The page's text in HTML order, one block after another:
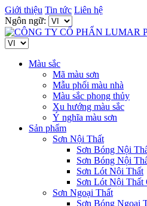
Giới thiệu Tin tức Liên hệ
Ngôn ngữ:
Màu sắc
Mã màu sơn
Mẫu phối màu nhà
Màu sắc phong thủy
Xu hướng màu sắc
Ý nghĩa màu sơn
Sản phẩm
Sơn Nội Thất
Sơn Bóng Nội
Sơn Bóng Nội
Sơn Lót Nội Thất
Sơn Lót Nội Thất
Sơn Ngoại Thất
Sơn Bóng Ngoại